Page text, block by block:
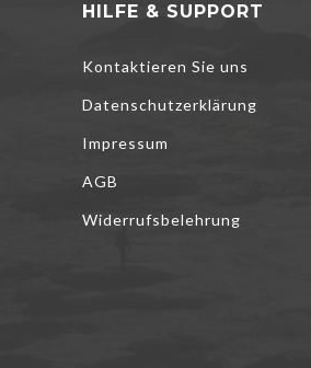
HILFE & SUPPORT
Kontaktieren Sie uns
Datenschutzerklärung
Impressum
AGB
Widerrufsbelehrung